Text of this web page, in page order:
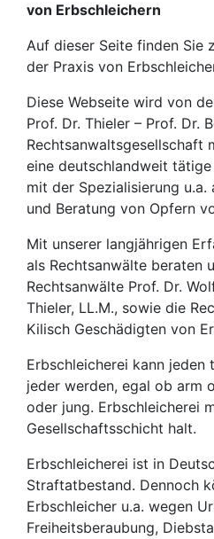
von Erbschleichern
Auf dieser Seite finden Sie
der Praxis von
Diese Webseite wird von
Prof. Dr. Thieler – Prof. Dr.
Rechtsanwaltsgesellschaft
eine deutschlandweit
mit der Spezialisierung
und Beratung von Opfern
Mit unserer langjährigen
als Rechtsanwälte beraten
Rechtsanwälte Prof. Dr.
Thieler, LL.M., sowie die
Kilisch Geschädigten von
Erbschleicherei kann jeden
jeder werden, egal ob arm
oder jung. Erbschleicherei
Gesellschaftsschicht halt.
Erbschleicherei ist in
Straftatbestand. Dennoch
Erbschleicher u.a. wegen
Freiheitsberaubung,